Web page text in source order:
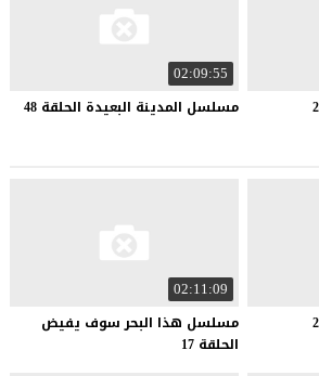
02:09:55
مسلسل المدينة البعيدة الحلقة 48
02:11:09
مسلسل هذا البحر سوف يفيض
الحلقة 17